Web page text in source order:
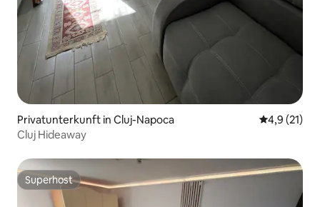
Privatunterkunft in Cluj-Napoca
4,9 (21)
Cluj Hideaway
Superhost
Superhost